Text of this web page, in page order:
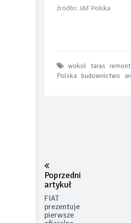
wokol taras remont
Poprzedni
artykuł
FIAT
prezentuje